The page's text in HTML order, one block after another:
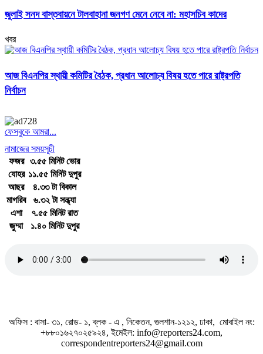
জুলাই সনদ বাস্তবায়নে টালবাহানা জনগণ মেনে নেবে না: মহাসচিব কাদের
খবর
আজ বিএনপির স্থায়ী কমিটির বৈঠক, প্রধান আলোচ্য বিষয় হতে পারে রাষ্ট্রপতি
নির্বাচন
ফেসবুকে আমরা...
নামাজের সময়সূচী
ফজর
৩.৫৫ মিনিট ভোর
যোহর ১১.৫৫ মিনিট দুপুর
আছর
৪.৩৩ টা বিকাল
মাগরিব
৬.৩২ টা সন্ধ্যা
এশা
৭.৫৫ মিনিট রাত
জুম্মা
১.৪০ মিনিট দুপুর
অফিস : বাসা- ৩১, রোড- ১, ব্লক - এ , নিকেতন, গুলশান-১২১২, ঢাকা, মোবাইল নং:
+৮৮০১৬২৭০২৫৯২৪, ইমেইল: info@reporters24.com,
correspondentreporters24@gmail.com